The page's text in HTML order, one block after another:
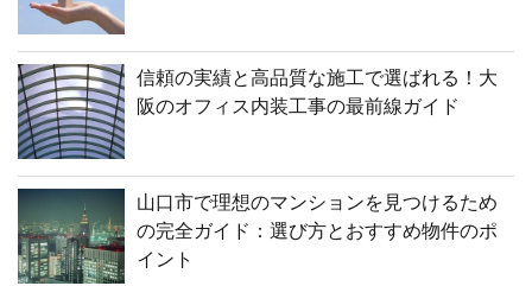
信頼の実績と高品質な施工で選ばれる！大
阪のオフィス内装工事の最前線ガイド
山口市で理想のマンションを見つけるため
の完全ガイド：選び方とおすすめ物件のポ
イント